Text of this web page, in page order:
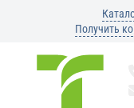
Получить